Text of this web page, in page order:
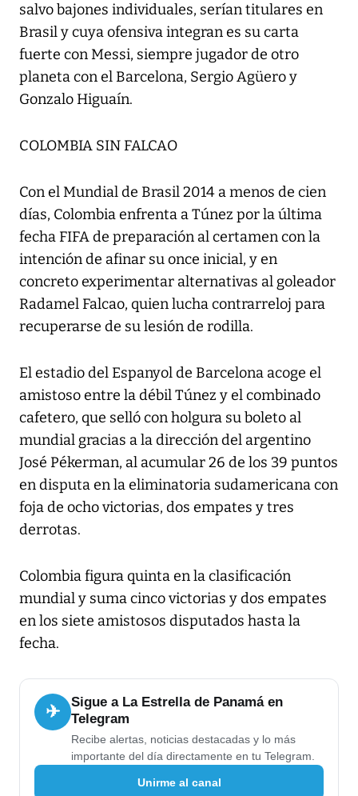
salvo bajones individuales, serían titulares en
Brasil y cuya ofensiva integran es su carta
fuerte con Messi, siempre jugador de otro
planeta con el Barcelona, Sergio Agüero y
Gonzalo Higuaín.
COLOMBIA SIN FALCAO
Con el Mundial de Brasil 2014 a menos de cien
días, Colombia enfrenta a Túnez por la última
fecha FIFA de preparación al certamen con la
intención de afinar su once inicial, y en
concreto experimentar alternativas al goleador
Radamel Falcao, quien lucha contrarreloj para
recuperarse de su lesión de rodilla.
El estadio del Espanyol de Barcelona acoge el
amistoso entre la débil Túnez y el combinado
cafetero, que selló con holgura su boleto al
mundial gracias a la dirección del argentino
José Pékerman, al acumular 26 de los 39 puntos
en disputa en la eliminatoria sudamericana con
foja de ocho victorias, dos empates y tres
derrotas.
Colombia figura quinta en la clasificación
mundial y suma cinco victorias y dos empates
en los siete amistosos disputados hasta la
fecha.
✈
Sigue a La Estrella de Panamá en
Telegram
Recibe alertas, noticias destacadas y lo más
importante del día directamente en tu Telegram.
Unirme al canal